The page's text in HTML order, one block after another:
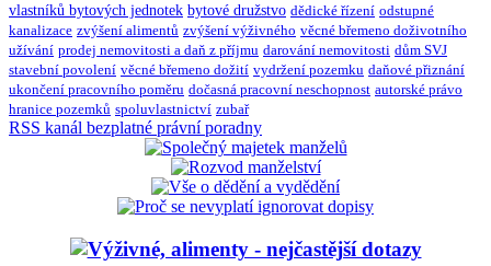
vlastníků bytových jednotek bytové družstvo dědické řízení odstupné
kanalizace zvýšení alimentů zvýšení výživného věcné břemeno doživotního
užívání prodej nemovitosti a daň z příjmu darování nemovitosti dům SVJ
stavební povolení věcné břemeno dožití vydržení pozemku daňové přiznání
ukončení pracovního poměru dočasná pracovní neschopnost autorské právo
hranice pozemků spoluvlastnictví zubař
RSS kanál bezplatné právní poradny